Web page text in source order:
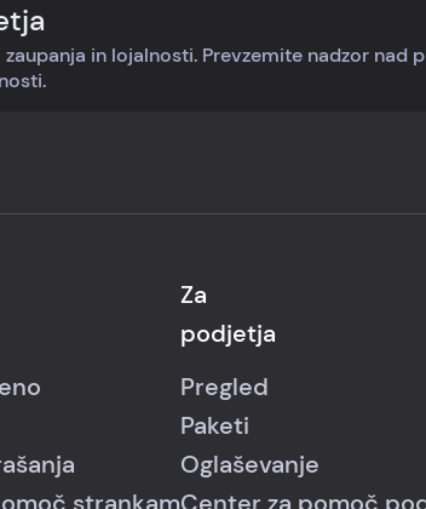
in lojalnosti. Prevzemite nadzor nad
Za
podjetja
Pregled
Paketi
Oglaševanje